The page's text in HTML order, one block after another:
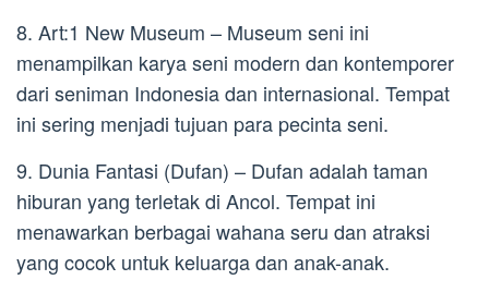
8. Art:1 New Museum – Museum seni ini
menampilkan karya seni modern dan kontemporer
dari seniman Indonesia dan internasional. Tempat
ini sering menjadi tujuan para pecinta seni.
9. Dunia Fantasi (Dufan) – Dufan adalah taman
hiburan yang terletak di Ancol. Tempat ini
menawarkan berbagai wahana seru dan atraksi
yang cocok untuk keluarga dan anak-anak.